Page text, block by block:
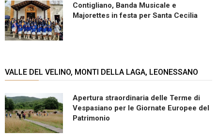
Contigliano, Banda Musicale e
Majorettes in festa per Santa Cecilia
VALLE DEL VELINO, MONTI DELLA LAGA, LEONESSANO
Apertura straordinaria delle Terme di
Vespasiano per le Giornate Europee del
Patrimonio